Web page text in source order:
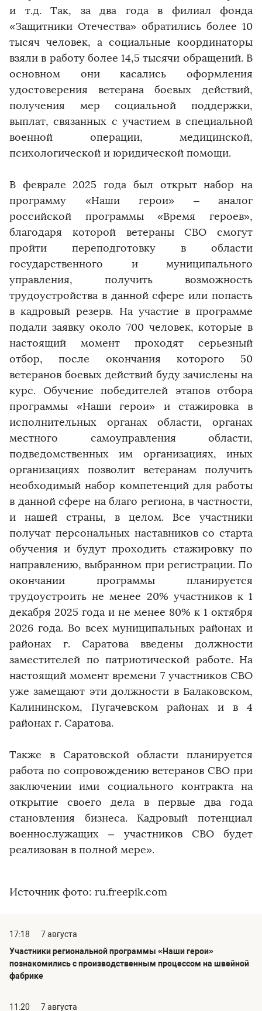
и т.д. Так, за два года в филиал фонда
«Защитники Отечества» обратились более 10
тысяч человек, а социальные координаторы
взяли в работу более 14,5 тысячи обращений. В
основном они касались оформления
удостоверения ветерана боевых действий,
получения мер социальной поддержки,
выплат, связанных с участием в специальной
военной операции, медицинской,
психологической и юридической помощи.
В феврале 2025 года был открыт набор на
программу «Наши герои» – аналог
российской программы «Время героев»,
благодаря которой ветераны СВО смогут
пройти переподготовку в области
государственного и муниципального
управления, получить возможность
трудоустройства в данной сфере или попасть
в кадровый резерв. На участие в программе
подали заявку около 700 человек, которые в
настоящий момент проходят серьезный
отбор, после окончания которого 50
ветеранов боевых действий буду зачислены на
курс. Обучение победителей этапов отбора
программы «Наши герои» и стажировка в
исполнительных органах области, органах
местного самоуправления области,
подведомственных им организациях, иных
организациях позволит ветеранам получить
необходимый набор компетенций для работы
в данной сфере на благо региона, в частности,
и нашей страны, в целом. Все участники
получат персональных наставников со старта
обучения и будут проходить стажировку по
направлению, выбранном при регистрации. По
окончании программы планируется
трудоустроить не менее 20% участников к 1
декабря 2025 года и не менее 80% к 1 октября
2026 года. Во всех муниципальных районах и
районах г. Саратова введены должности
заместителей по патриотической работе. На
настоящий момент времени 7 участников СВО
уже замещают эти должности в Балаковском,
Калининском, Пугачевском районах и в 4
районах г. Саратова.
Также в Саратовской области планируется
работа по сопровождению ветеранов СВО при
заключении ими социального контракта на
открытие своего дела в первые два года
становления бизнеса. Кадровый потенциал
военнослужащих – участников СВО будет
реализован в полной мере».
Источник фото: ru.freepik.com
17:18
7 августа
Участники региональной программы «Наши герои»
познакомились с производственным процессом на швейной
фабрике
11:20
7 августа